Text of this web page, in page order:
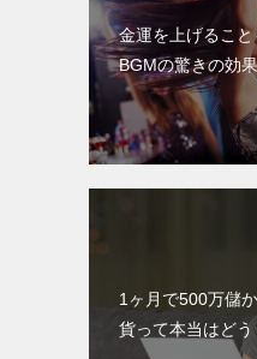
金運を上げるこ
BGMの驚きの効果
1ヶ月で500万儲
貨って本当はどう